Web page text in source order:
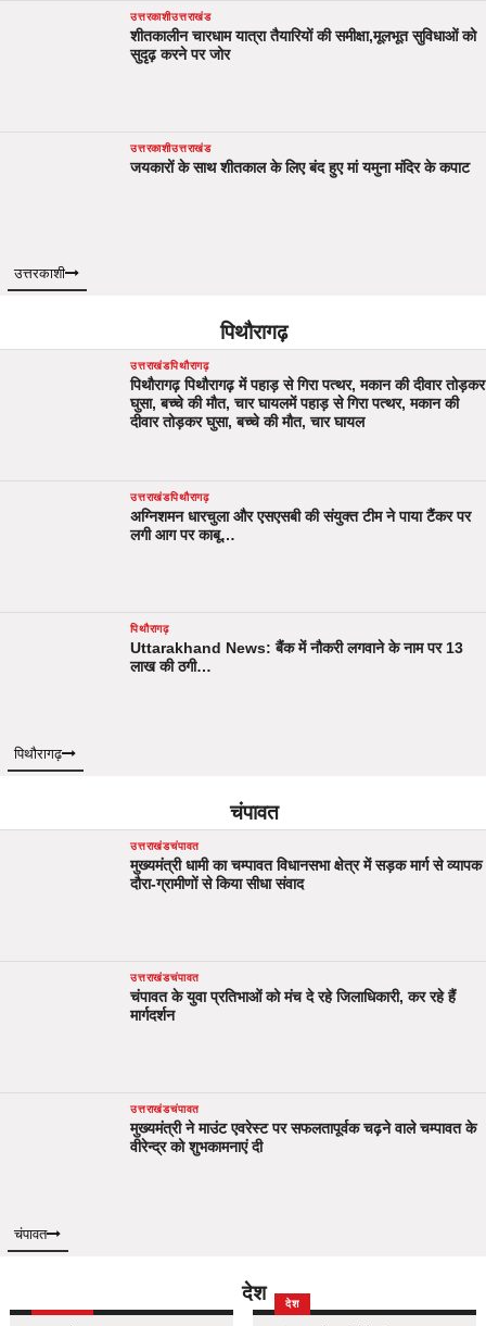
उत्तरकाशीउत्तराखंड
शीतकालीन चारधाम यात्रा तैयारियों की समीक्षा,मूलभूत सुविधाओं को
सुदृढ़ करने पर जोर
उत्तरकाशीउत्तराखंड
जयकारों के साथ शीतकाल के लिए बंद हुए मां यमुना मंदिर के कपाट
उत्तरकाशी
पिथौरागढ़
उत्तराखंडपिथौरागढ़
पिथौरागढ़ पिथौरागढ़ में पहाड़ से गिरा पत्थर, मकान की दीवार तोड़कर
घुसा, बच्चे की मौत, चार घायलमें पहाड़ से गिरा पत्थर, मकान की
दीवार तोड़कर घुसा, बच्चे की मौत, चार घायल
उत्तराखंडपिथौरागढ़
अग्निशमन धारचुला और एसएसबी की संयुक्त टीम ने पाया टैंकर पर
लगी आग पर काबू…
पिथौरागढ़
Uttarakhand News: बैंक में नौकरी लगवाने के नाम पर 13
लाख की ठगी…
पिथौरागढ़
चंपावत
उत्तराखंडचंपावत
मुख्यमंत्री धामी का चम्पावत विधानसभा क्षेत्र में सड़क मार्ग से व्यापक
दौरा-ग्रामीणों से किया सीधा संवाद
उत्तराखंडचंपावत
चंपावत के युवा प्रतिभाओं को मंच दे रहे जिलाधिकारी, कर रहे हैं
मार्गदर्शन
उत्तराखंडचंपावत
मुख्यमंत्री ने माउंट एवरेस्ट पर सफलतापूर्वक चढ़ने वाले चम्पावत के
वीरेन्द्र को शुभकामनाएं दी
चंपावत
देश देश